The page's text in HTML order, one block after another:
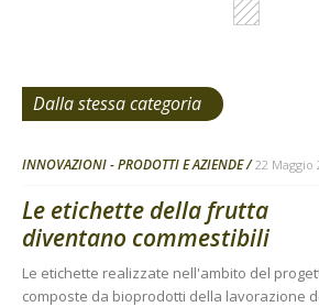
Dalla stessa categoria
INNOVAZIONI - PRODOTTI E AZIENDE 22 Maggio
Le etichette della frutta
diventano commestibili
Le etichette realizzate nell'ambito del
composte da bioprodotti della lavorazione